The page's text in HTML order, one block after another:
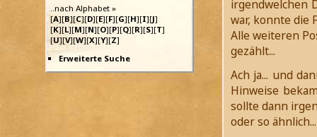
..nach Alphabet »
[A][B][C][D][E][F][G][H][I][J]
[K][L][M][N][O][P][Q][R][S][T]
[U][V][W][X][Y][Z]
Erweiterte Suche
irgendwelchen
war, konnte die
Alle weiteren
gezählt...
Ach ja... und
Hinweise
sollte dann
oder so